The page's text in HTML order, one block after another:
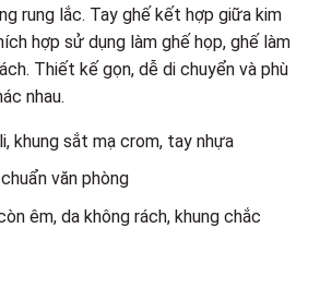
rung lắc. Tay ghế kết hợp giữa kim
hợp sử dụng làm ghế họp, ghế làm
Thiết kế gọn, dễ di chuyển và phù
nhau.
khung sắt mạ crom, tay nhựa
văn phòng
êm, da không rách, khung chắc